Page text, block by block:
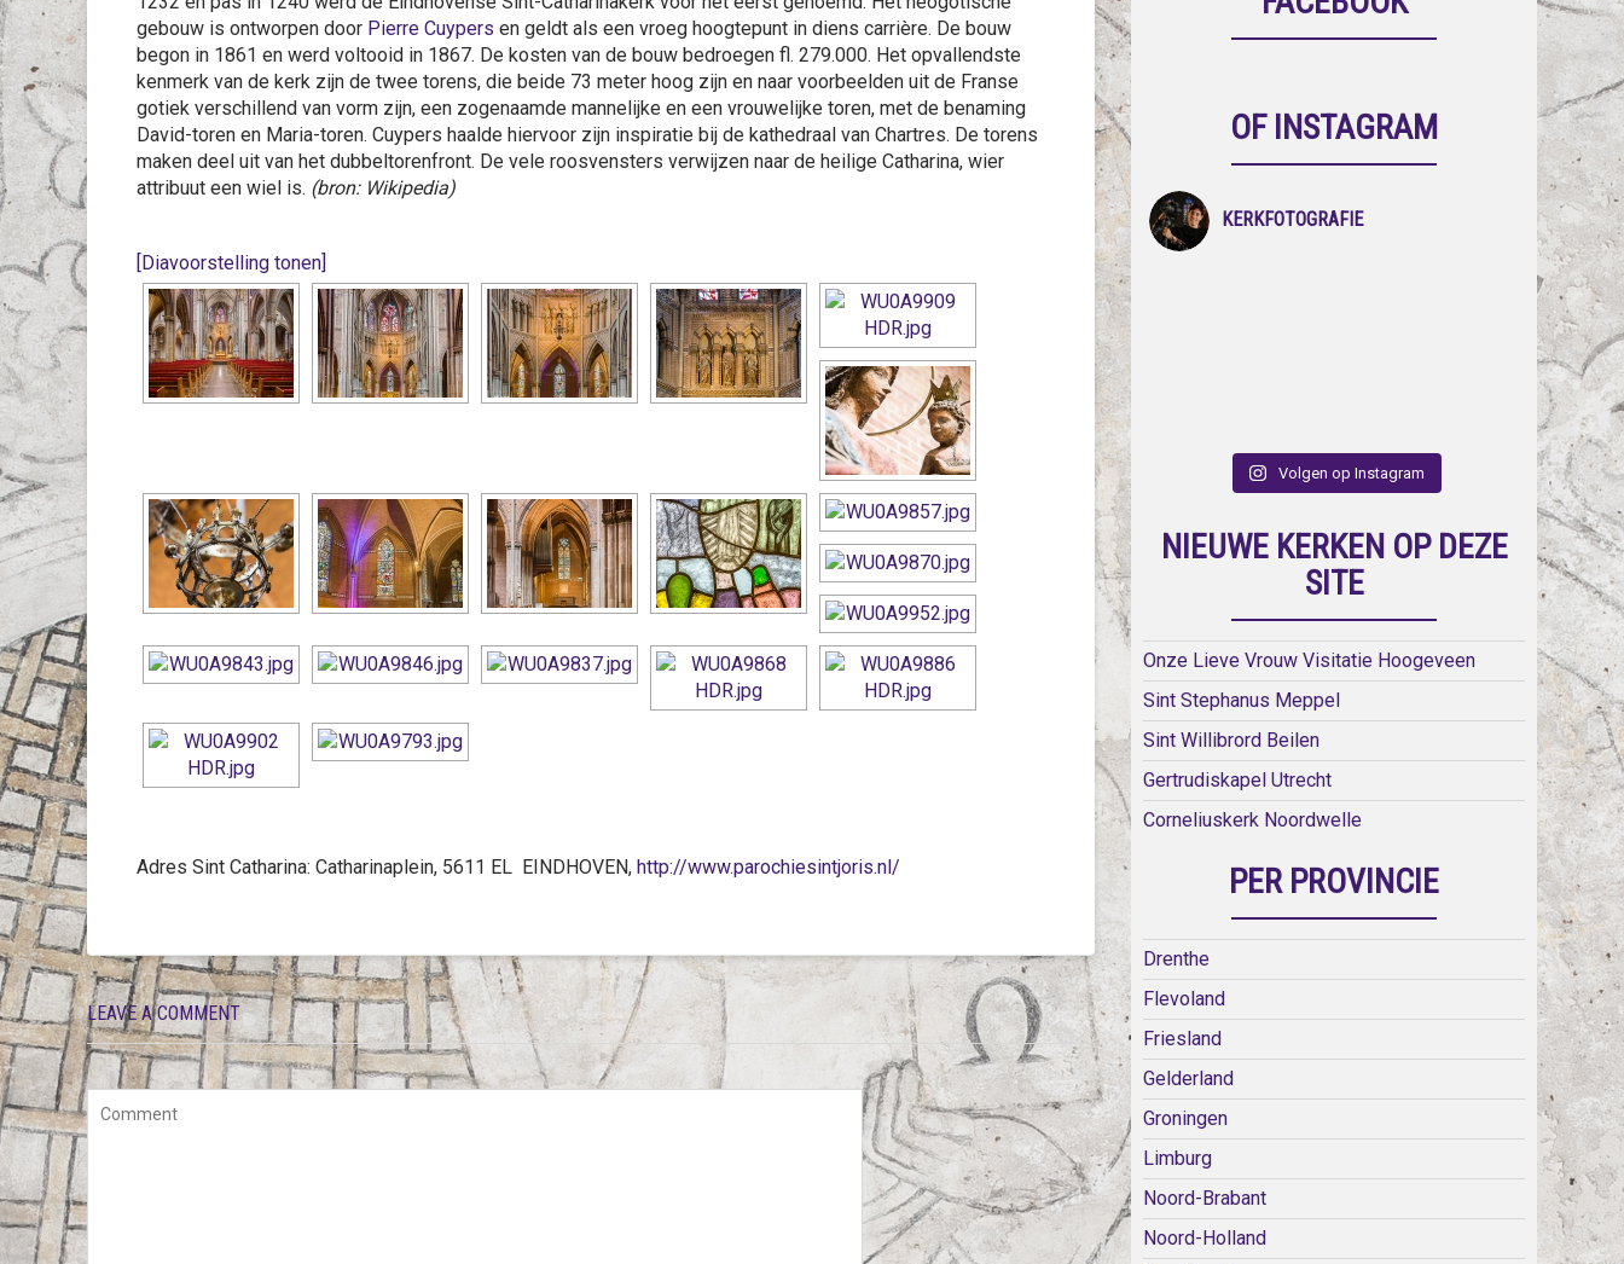
gebouw is ontworpen door Pierre Cuypers en geldt als een vroeg hoogtepunt in diens carrière. De bouw
begon in 1861 en werd voltooid in 1867. De kosten van de bouw bedroegen fl. 279.000. Het opvallendste
kenmerk van de kerk zijn de twee torens, die beide 73 meter hoog zijn en naar voorbeelden uit de Franse
gotiek verschillend van vorm zijn, een zogenaamde mannelijke en een vrouwelijke toren, met de benaming
David-toren en Maria-toren. Cuypers haalde hiervoor zijn inspiratie bij de kathedraal van Chartres. De torens
maken deel uit van het dubbeltorenfront. De vele roosvensters verwijzen naar de heilige Catharina, wier
attribuut een wiel is. (bron: Wikipedia)
[Diavoorstelling tonen]
Adres Sint Catharina: Catharinaplein, 5611 EL EINDHOVEN, http://www.parochiesintjoris.nl/
LEAVE A COMMENT
OF INSTAGRAM
KERKFOTOGRAFIE
Volgen op Instagram
NIEUWE KERKEN OP DEZE
SITE
Onze Lieve Vrouw Visitatie Hoogeveen
Sint Stephanus Meppel
Sint Willibrord Beilen
Gertrudiskapel Utrecht
Corneliuskerk Noordwelle
PER PROVINCIE
Drenthe
Flevoland
Friesland
Gelderland
Groningen
Limburg
Noord-Brabant
Noord-Holland